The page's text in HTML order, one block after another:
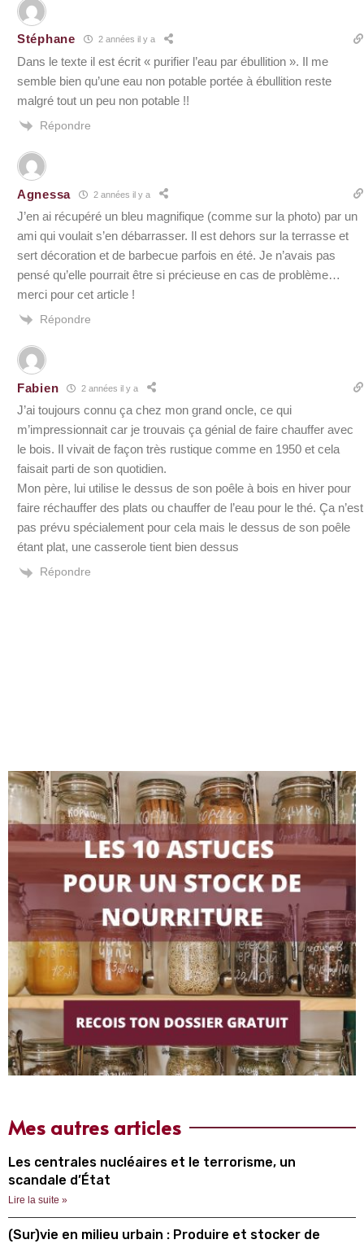
Stéphane 2 années il y a
Dans le texte il est écrit « purifier l’eau par ébullition ». Il me
semble bien qu’une eau non potable portée à ébullition reste
malgré tout un peu non potable !!
Répondre
Agnessa 2 années il y a
J’en ai récupéré un bleu magnifique (comme sur la photo) par un
ami qui voulait s’en débarrasser. Il est dehors sur la terrasse et
sert décoration et de barbecue parfois en été. Je n’avais pas
pensé qu’elle pourrait être si précieuse en cas de problème…
merci pour cet article !
Répondre
Fabien 2 années il y a
J’ai toujours connu ça chez mon grand oncle, ce qui
m’impressionnait car je trouvais ça génial de faire chauffer avec
le bois. Il vivait de façon très rustique comme en 1950 et cela
faisait parti de son quotidien.
Mon père, lui utilise le dessus de son poêle à bois en hiver pour
faire réchauffer des plats ou chauffer de l’eau pour le thé. Ça n’est
pas prévu spécialement pour cela mais le dessus de son poêle
étant plat, une casserole tient bien dessus
Répondre
Mes autres articles
Les centrales nucléaires et le terrorisme, un
scandale d’État
Lire la suite »
(Sur)vie en milieu urbain : Produire et stocker de